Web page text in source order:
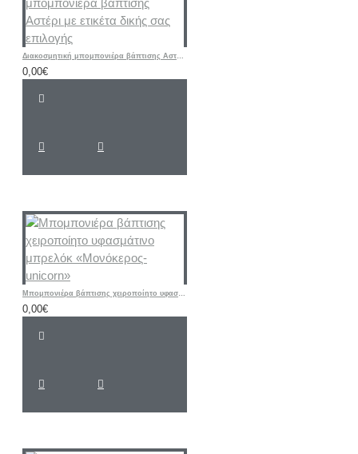
Διακοσμητική μπομπονιέρα βάπτισης Αστέρι με ετικέτα δικής σας επιλογής
0,00€
Μπομπονιέρα βάπτισης χειροποίητο υφασμάτινο μπρελόκ «Μονόκερος-unicorn»
0,00€